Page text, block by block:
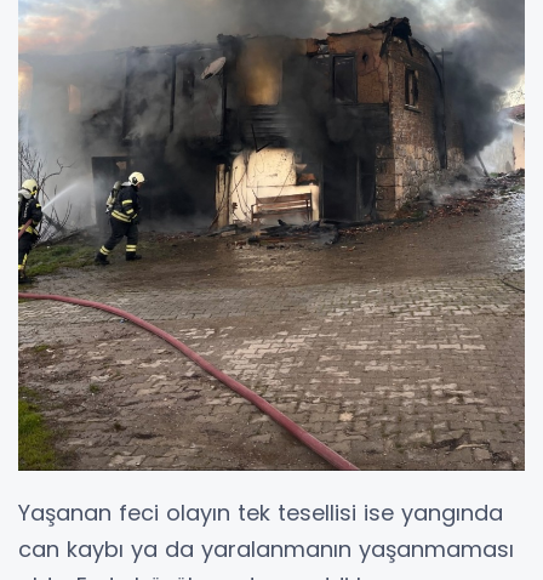
Yaşanan feci olayın tek tesellisi ise yangında
can kaybı ya da yaralanmanın yaşanmaması